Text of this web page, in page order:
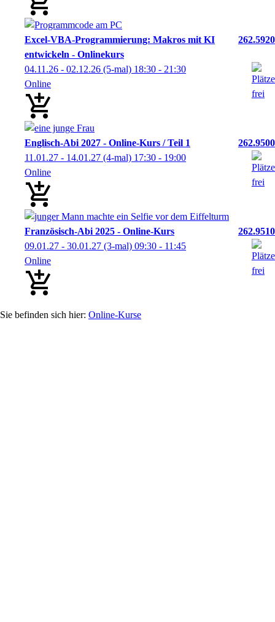
Excel-VBA-Programmierung: Makros mit KI
entwickeln - Onlinekurs
262.5920
04.11.26 - 02.12.26 (5-mal) 18:30 - 21:30
Online
Englisch-Abi 2027 - Online-Kurs / Teil 1
262.9500
11.01.27 - 14.01.27 (4-mal) 17:30 - 19:00
Online
Französisch-Abi 2025 - Online-Kurs
262.9510
09.01.27 - 30.01.27 (3-mal) 09:30 - 11:45
Online
Online-Kurse